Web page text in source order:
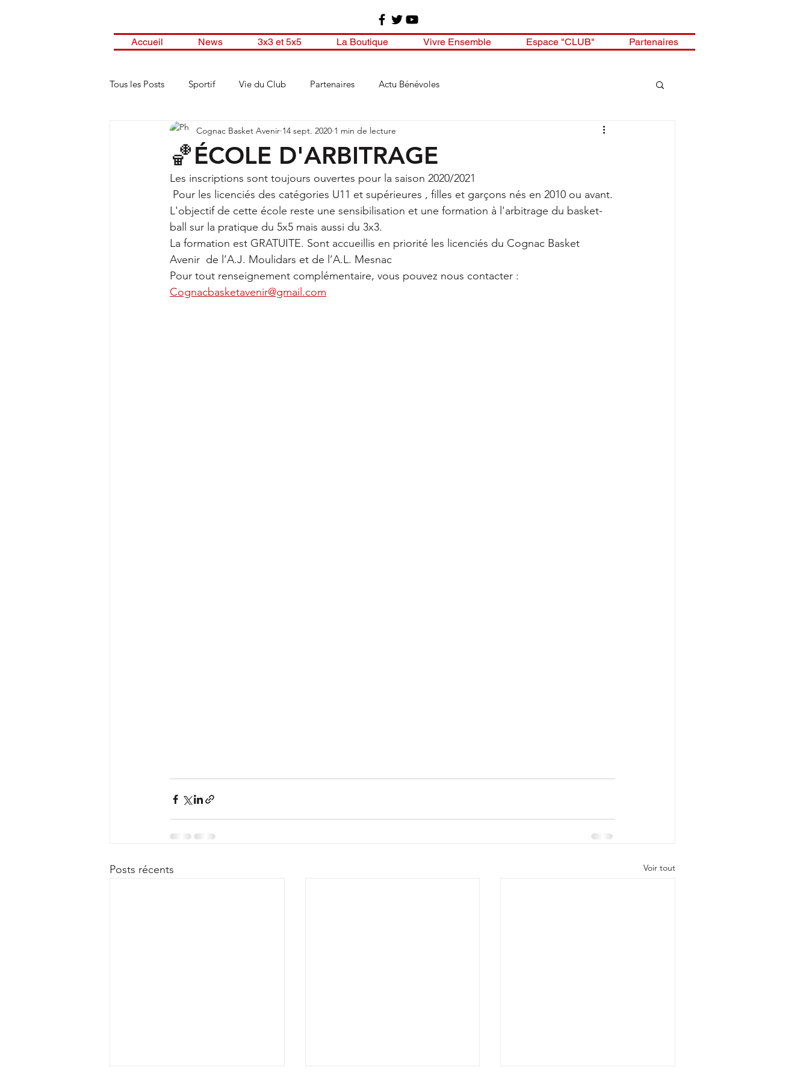
Accueil News 3x3 et 5x5 La Boutique Vivre Ensemble Espace "CLUB" Partenaires
Tous les Posts Sportif Vie du Club Partenaires Actu Bénévoles
🏀ÉCOLE D'ARBITRAGE
Cognac Basket Avenir 14 sept. 2020 1 min de lecture
Les inscriptions sont toujours ouvertes pour la saison 2020/2021
Pour les licenciés des catégories U11 et supérieures , filles et garçons nés en 2010 ou avant.
L'objectif de cette école reste une sensibilisation et une formation à l'arbitrage du basket-
ball sur la pratique du 5x5 mais aussi du 3x3.
La formation est GRATUITE. Sont accueillis en priorité les licenciés du Cognac Basket
Avenir  de l’A.J. Moulidars et de l’A.L. Mesnac
Pour tout renseignement complémentaire, vous pouvez nous contacter :
Cognacbasketavenir@gmail.com
Posts récents Voir tout